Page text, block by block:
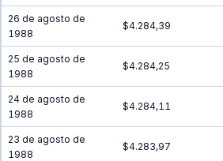
26 de agosto de
1988
$4.284,39
25 de agosto de
1988
$4.284,25
24 de agosto de
1988
$4.284,11
23 de agosto de
1988
$4.283,97